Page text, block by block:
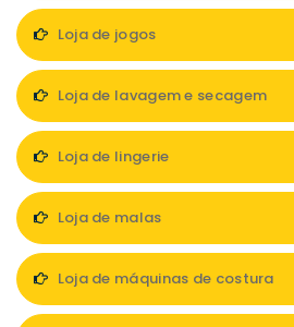
Loja de jogos
Loja de lavagem e secagem
Loja de lingerie
Loja de malas
Loja de máquinas de costura